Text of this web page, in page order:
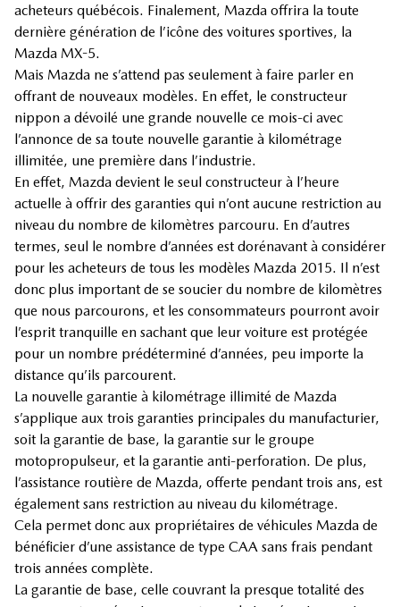
acheteurs québécois. Finalement, Mazda offrira la toute
dernière génération de l’icône des voitures sportives, la
Mazda MX-5.
Mais Mazda ne s’attend pas seulement à faire parler en
offrant de nouveaux modèles. En effet, le constructeur
nippon a dévoilé une grande nouvelle ce mois-ci avec
l’annonce de sa toute nouvelle garantie à kilométrage
illimitée, une première dans l’industrie.
En effet, Mazda devient le seul constructeur à l’heure
actuelle à offrir des garanties qui n’ont aucune restriction au
niveau du nombre de kilomètres parcouru. En d’autres
termes, seul le nombre d’années est dorénavant à considérer
pour les acheteurs de tous les modèles Mazda 2015. Il n’est
donc plus important de se soucier du nombre de kilomètres
que nous parcourons, et les consommateurs pourront avoir
l’esprit tranquille en sachant que leur voiture est protégée
pour un nombre prédéterminé d’années, peu importe la
distance qu’ils parcourent.
La nouvelle garantie à kilométrage illimité de Mazda
s’applique aux trois garanties principales du manufacturier,
soit la garantie de base, la garantie sur le groupe
motopropulseur, et la garantie anti-perforation. De plus,
l’assistance routière de Mazda, offerte pendant trois ans, est
également sans restriction au niveau du kilométrage.
Cela permet donc aux propriétaires de véhicules Mazda de
bénéficier d’une assistance de type CAA sans frais pendant
trois années complète.
La garantie de base, celle couvrant la presque totalité des